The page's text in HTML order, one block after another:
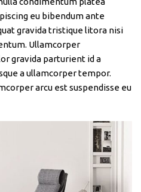
eu bibendum ante
gravida tristique litora nisi
Ullamcorper
gravida parturient id a
a ullamcorper tempor.
arcu est suspendisse eu